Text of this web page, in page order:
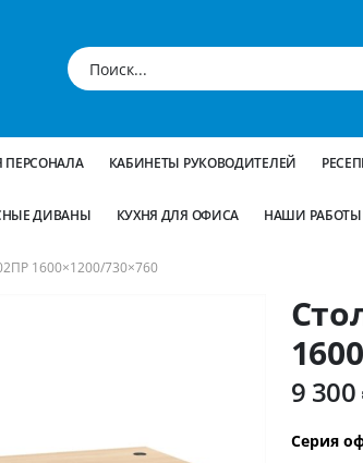
ПЕРСОНАЛА КАБИНЕТЫ РУКОВОДИТЕЛЕЙ
ДИВАНЫ КУХНЯ ДЛЯ ОФИСА НАШИ РАБОТЫ
1600×1200/730×760
9 300
Серия